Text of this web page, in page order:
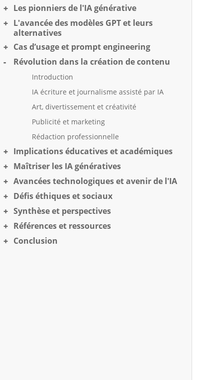
Les pionniers de l'IA générative
L'avancée des modèles GPT et leurs
alternatives
Cas d’usage et prompt engineering
Révolution dans la création de contenu
Introduction
IA écriture et journalisme assisté par IA
Art, divertissement et créativité
Publicité et marketing
Rédaction professionnelle
Implications éducatives et académiques
Maîtriser les IA génératives
Avancées technologiques et avenir de l'IA
Défis éthiques et sociaux
Synthèse et perspectives
Références et ressources
Conclusion